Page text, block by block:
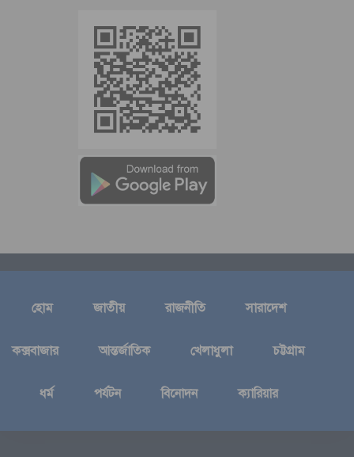
হোম জাতীয় রাজনীতি সারাদেশ
কক্সবাজার আন্তর্জাতিক খেলাধুলা চট্টগ্রাম
ধর্ম পর্যটন বিনোদন ক্যারিয়ার